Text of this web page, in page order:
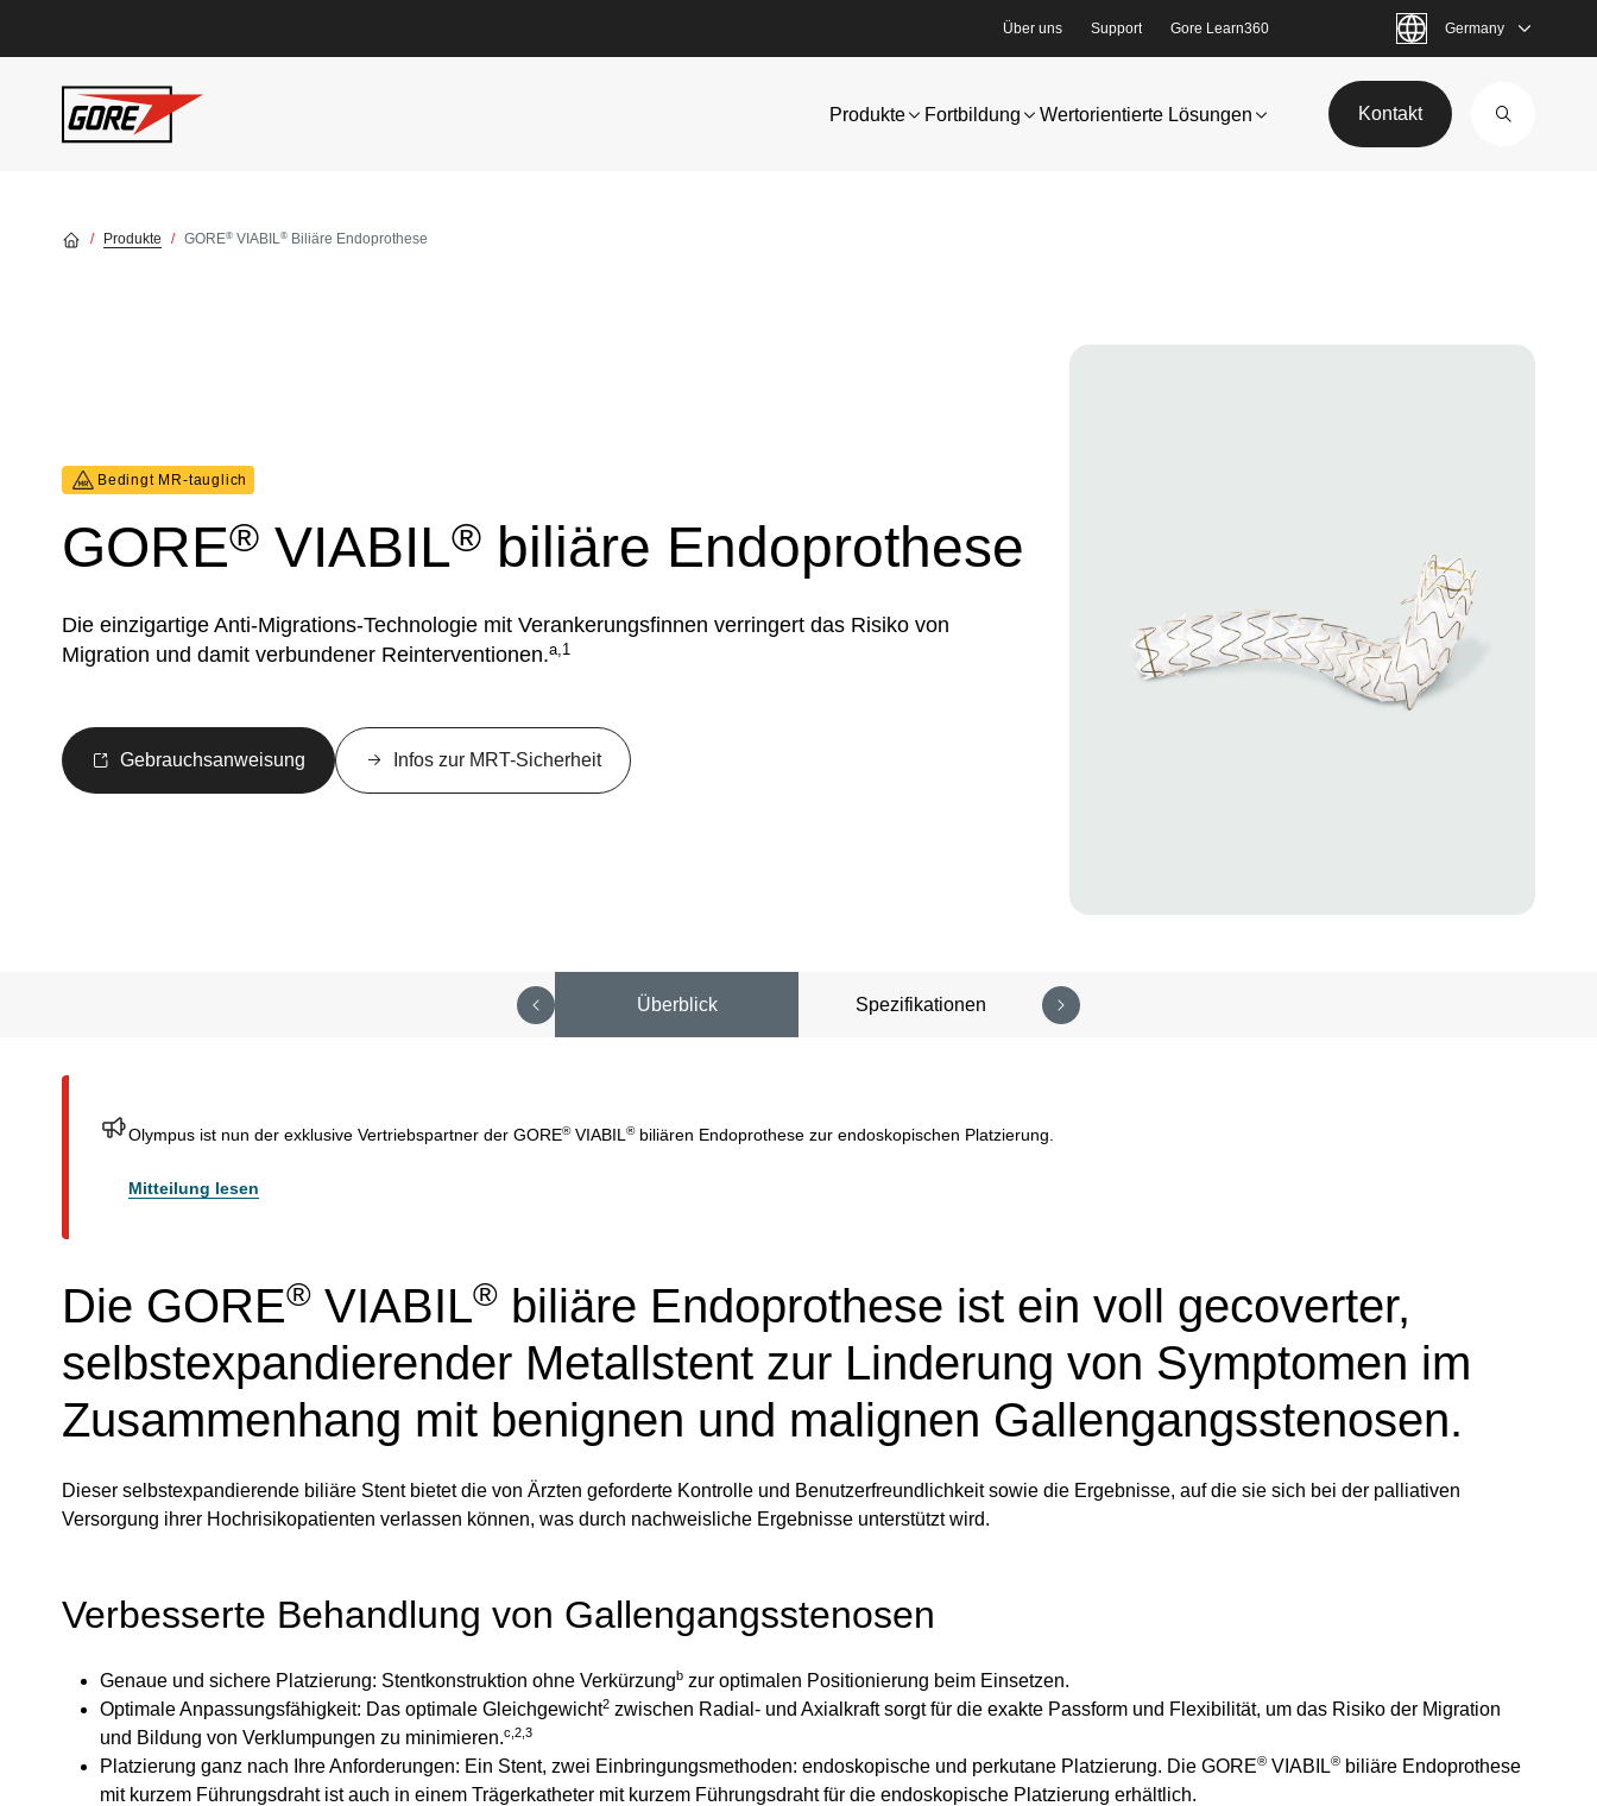
Über uns Support Gore Learn360 Germany
Produkte Fortbildung Wertorientierte Lösungen Kontakt
Produkte GORE® VIABIL® Biliäre Endoprothese
Bedingt MR‑tauglich
GORE® VIABIL® biliäre Endoprothese
Die einzigartige Anti-Migrations-Technologie mit Verankerungsfinnen verringert das Risiko von
Migration und damit verbundener Reinterventionen.a,1
Gebrauchsanweisung Infos zur MRT-Sicherheit
Image
Überblick Spezifikationen
Olympus ist nun der exklusive Vertriebspartner der GORE®VIABIL ®biliären Endoprothese zur endoskopischen Platzierung.
Mitteilung lesen
Die GORE® VIABIL® biliäre Endoprothese ist ein voll gecoverter,
selbstexpandierender Metallstent zur Linderung von Symptomen im
Zusammenhang mit benignen und malignen Gallengangsstenosen.
Dieser selbstexpandierende biliäre Stent bietet die von Ärzten geforderte Kontrolle und Benutzerfreundlichkeit sowie die Ergebnisse, auf die sie sich bei der palliativen
Versorgung ihrer Hochrisikopatienten verlassen können, was durch nachweisliche Ergebnisse unterstützt wird.
Verbesserte Behandlung von Gallengangsstenosen
Genaue und sichere Platzierung: Stentkonstruktion ohne Verkürzungb zur optimalen Positionierung beim Einsetzen.
Optimale Anpassungsfähigkeit: Das optimale Gleichgewicht2 zwischen Radial- und Axialkraft sorgt für die exakte Passform und Flexibilität, um das Risiko der Migration
und Bildung von Verklumpungen zu minimieren.c,2,3
Platzierung ganz nach Ihre Anforderungen: Ein Stent, zwei Einbringungsmethoden: endoskopische und perkutane Platzierung. Die GORE® VIABIL® biliäre Endoprothese
mit kurzem Führungsdraht ist auch in einem Trägerkatheter mit kurzem Führungsdraht für die endoskopische Platzierung erhältlich.